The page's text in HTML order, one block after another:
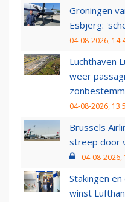
Groningen
Esbjerg:
04-08-2026,
Luchthaven
weer
04-08-2026,
Brussels
streep door
04-08-2026,
Stakingen
winst